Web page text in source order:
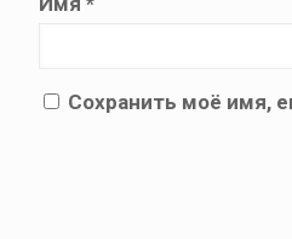
Сохранить моё имя,